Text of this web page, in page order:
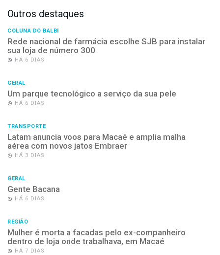
Outros destaques
COLUNA DO BALBI
Rede nacional de farmácia escolhe SJB para instalar
sua loja de número 300
HÁ 6 DIAS
GERAL
Um parque tecnológico a serviço da sua pele
HÁ 6 DIAS
TRANSPORTE
Latam anuncia voos para Macaé e amplia malha
aérea com novos jatos Embraer
HÁ 3 DIAS
GERAL
Gente Bacana
HÁ 6 DIAS
REGIÃO
Mulher é morta a facadas pelo ex-companheiro
dentro de loja onde trabalhava, em Macaé
HÁ 7 DIAS